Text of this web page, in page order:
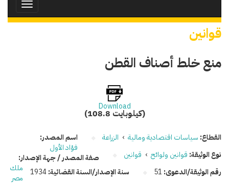
Toggle
قوانين
منع خلط أصناف القطن
Download
(108.8 كيلوبايت)
القطاع: سياسات اقتصادية ومالية › الزراعة
نوع الوثيقة: قوانين ولوائح › قوانين
رقم الوثيقة/الدعوى: 51 سنة الإصدار/السنة القضائية:1934
اسم المصدر:
فؤاد الأول
صفة المصدر / جهة الإصدار:
ملك
مصر